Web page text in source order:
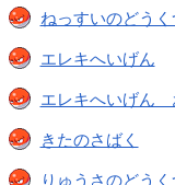
ねっすいのどう
エレキへいげん
エレキへいげん
きたのさばく
りゅうさのどうく